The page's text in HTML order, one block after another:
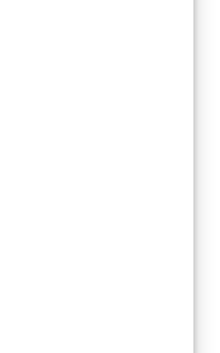
sec : 24 %
Effet
: Recouvrable
: Ne modifie
mouillé
à appliquer
des finitions
sans